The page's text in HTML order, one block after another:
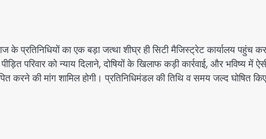
के प्रतिनिधियों का एक बड़ा जत्था शीघ्र ही सिटी मैजिस्ट्रेट कार्यालय पहुंच कर
परिवार को न्याय दिलाने, दोषियों के खिलाफ कड़ी कार्रवाई, और भविष्य में
करने की मांग शामिल होगी। प्रतिनिधिमंडल की तिथि व समय जल्द घोषित